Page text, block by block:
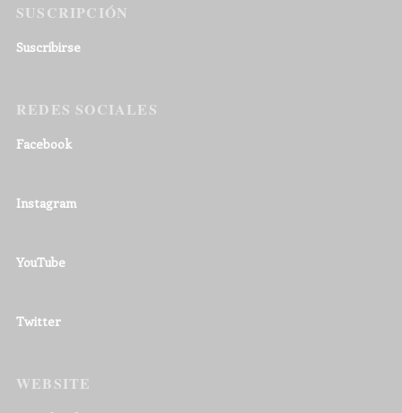
SUSCRIPCIÓN
Suscribirse
REDES SOCIALES
Facebook
Instagram
YouTube
Twitter
WEBSITE